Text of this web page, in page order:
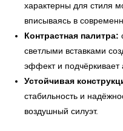
характерны для стиля
вписываясь в
Контрастная палитра:
светлыми вставками
эффект и подчёркивает
Устойчивая
стабильность и
воздушный силуэт.
← Вернуться на предыдущую страницу